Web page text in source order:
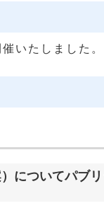
いたしました。
についてパブ